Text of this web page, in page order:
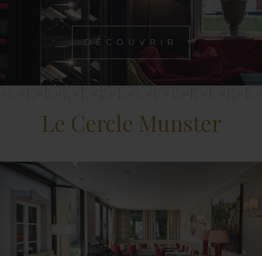
DÉCOUVRIR
Le Cercle Munster